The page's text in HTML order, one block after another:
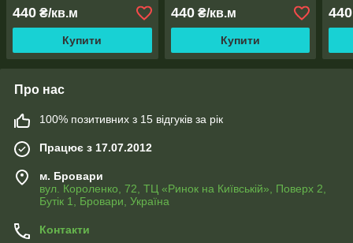
440 ₴/кв.м
Купити
440₴/кв.м
Купити
440
Про нас
100% позитивних з 15 відгуків за рік
Працює з 17.07.2012
м. Бровари
вул. Короленко, 72, ТЦ «Ринок на Київській», Поверх 2,
Бутік 1, Бровари, Україна
Контакти